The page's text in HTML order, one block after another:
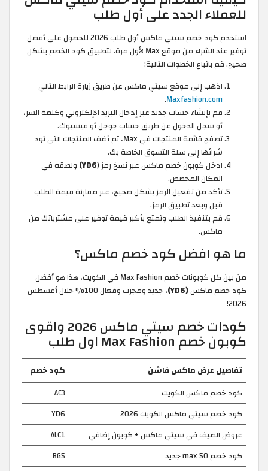
للعملاء الجدد على أول طلب
استخدم كود خصم سيتي ماكس أول طلب 2026 للحصول على أفضل
توفير عند الشراء من موقع Max لأول مرة. لتطبيق كود الخصم بشكل
صحيح. قم باتباع الخطوات التالية:
اذهب إلى موقع سيتي ماكس عن طريق زيارة الرابط التالي
Maxfashion.com
.
قم بإنشاء حساب جديد عبر إدخال البريد الإلكتروني وكلمة السر،
أو سجل الدخول عن طريق حساب جوجل أو فيسبوك.
تصفح قائمة المنتجات في Max، ثم أضف المنتجات التي تود
شرائها إلى سلة التسوق الخاصة بك.
ادخل كوبون خصم ماكس عبر نسخ رمز (YD6) ولصقه في
المكان المخصص.
تأكد من تفعيل الرمز بشكل صحيح، عبر مقارنة قيمة الطلب
قبل وبعد تطبيق الرمز.
قم بتنفيذ الطلب وتمتع بأكبر قيمة توفير على مشترياتك من
ماكس.
ما هو افضل كود خصم ماكس؟
من بين كل كوبونات خصم Max Fashion في الكويت، هذا هو أفضل
كود خصم ماكس(YD6)
، جديد ومجرب وفعال 100% خلال أغسطس
2026!
كودات خصم سيتي ماكس 2026 واقوى
كوبون خصم Max Fashion اول طلب
تفاصيل عرض ماكس فاشن
كود خصم
كود خصم ماكس الكويت
AC3
كود خصم سيتي ماكس الكويت 2026
YD6
عروض الصيف في سيتي ماكس + كوبون إضافي
ALC1
كود خصم max 50 جديد
BG5